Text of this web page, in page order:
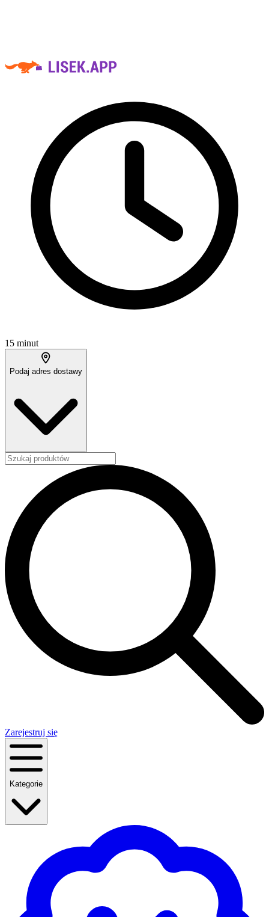
15 minut
Podaj adres dostawy
Zarejestruj się
Kategorie